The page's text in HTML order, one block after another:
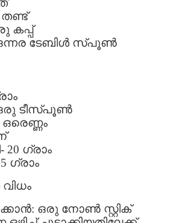
തണ്ട്
കപ്പ്‌
ഒന്നര ടേബിള്‍ സ്പൂണ്‍
ടീസ്പൂണ്‍
20 ഗ്രാം
ഗ്രാം
ഒരു നോണ്‍ സ്റ്റിക്